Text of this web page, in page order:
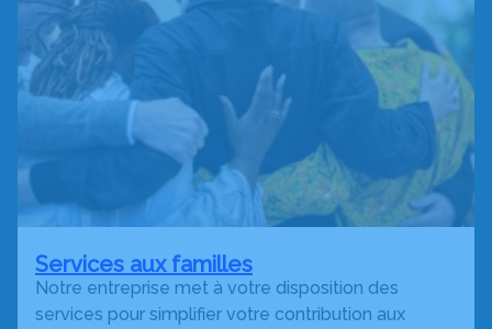
Services aux familles
Notre entreprise met à votre disposition des
services pour simplifier votre contribution aux